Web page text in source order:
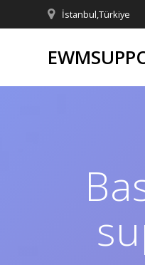
to
İstanbul,Türkiye